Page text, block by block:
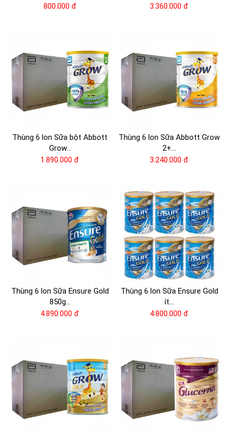
800.000 đ 3.360.000 đ
Thùng 6 lon Sữa bột Abbott
Grow...
1.890.000 đ
Thùng 6 lon Sữa Abbott Grow
2+...
3.240.000 đ
Thùng 6 lon Sữa Ensure Gold
850g...
4.890.000 đ
Thùng 6 lon Sữa Ensure Gold
ít...
4.800.000 đ